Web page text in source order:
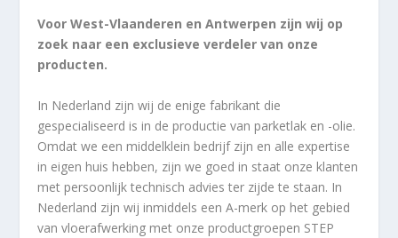
Voor West-Vlaanderen en Antwerpen zijn wij op
zoek naar een exclusieve verdeler van onze
producten.
In Nederland zijn wij de enige fabrikant die
gespecialiseerd is in de productie van parketlak en -olie.
Omdat we een middelklein bedrijf zijn en alle expertise
in eigen huis hebben, zijn we goed in staat onze klanten
met persoonlijk technisch advies ter zijde te staan. In
Nederland zijn wij inmiddels een A-merk op het gebied
van vloerafwerking met onze productgroepen STEP